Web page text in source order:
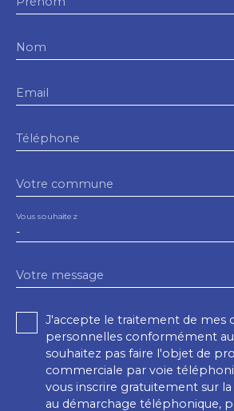
Nom
Email
Téléphone
Votre commune
-
Vous souhaitez
Votre message
J'accepte le traitement de mes
personnelles conformément au
souhaitez pas faire l'objet de
commerciale par voie
vous inscrire gratuitement sur
au démarchage téléphonique,